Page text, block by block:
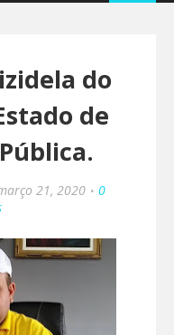
do
de
21, 2020
0